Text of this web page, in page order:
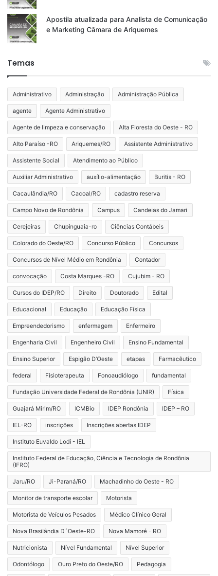
Apostila atualizada para Analista de Comunicação
e Marketing Câmara de Ariquemes
Temas
Administrativo Administração Administração Pública
agente Agente Administrativo
Agente de limpeza e conservação Alta Floresta do Oeste - RO
Alto Paraíso -RO Ariquemes/RO Assistente Administrativo
Assistente Social Atendimento ao Público
Auxiliar Administrativo auxílio-alimentação Buritis - RO
Cacaulândia/RO Cacoal/RO cadastro reserva
Campo Novo de Rondônia Campus Candeias do Jamari
Cerejeiras Chupinguaia-ro Ciências Contábeis
Colorado do Oeste/RO Concurso Público Concursos
Concursos de Nível Médio em Rondônia Contador
convocação Costa Marques -RO Cujubim - RO
Cursos do IDEP/RO Direito Doutorado Edital
Educacional Educação Educação Física
Empreendedorismo enfermagem Enfermeiro
Engenharia Civil Engenheiro Civil Ensino Fundamental
Ensino Superior Espigão D’Oeste etapas Farmacêutico
federal Fisioterapeuta Fonoaudiólogo fundamental
Fundação Universidade Federal de Rondônia (UNIR) Física
Guajará Mirim/RO ICMBio IDEP Rondônia IDEP – RO
IEL-RO inscrições Inscrições abertas IDEP
Instituto Euvaldo Lodi - IEL
Instituto Federal de Educação, Ciência e Tecnologia de Rondônia
(IFRO)
Jaru/RO Ji-Paraná/RO Machadinho do Oeste - RO
Monitor de transporte escolar Motorista
Motorista de Veículos Pesados Médico Clínico Geral
Nova Brasilândia D´Oeste-RO Nova Mamoré - RO
Nutricionista Nível Fundamental Nível Superior
Odontólogo Ouro Preto do Oeste/RO Pedagogia